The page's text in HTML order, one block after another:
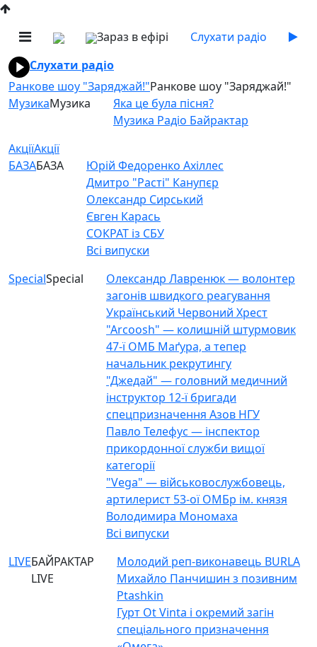
Зараз в ефірі
Слухати радіо
Слухати радіо
Ранкове шоу "Заряджай!"Ранкове шоу "Заряджай!"
МузикаМузика
Яка це була пісня?
Музика Радіо Байрактар
АкціїАкції
БАЗАБАЗА
Юрій Федоренко Ахіллес
Дмитро "Расті" Канупєр
Олександр Сирський
Євген Карась
СОКРАТ із СБУ
Всі випуски
SpecialSpecial
Олександр Лавренюк — волонтер
загонів швидкого реагування
Український Червоний Хрест
"Arcoosh" — колишній штурмовик
47-ї ОМБ Маґура, а тепер
начальник рекрутингу
"Джедай" — головний медичний
інструктор 12-ї бригади
спецпризначення Азов НГУ
Павло Телефус — інспектор
прикордонної служби вищої
категорії
"Vega" — військовослужбовець,
артилерист 53-ої ОМБр ім. князя
Володимира Мономаха
Всі випуски
LIVEБАЙРАКТАР
LIVE
Молодий реп-виконавець BURLA
Михайло Панчишин з позивним
Ptashkin
Гурт Ot Vinta і окремий загін
спеціального призначення